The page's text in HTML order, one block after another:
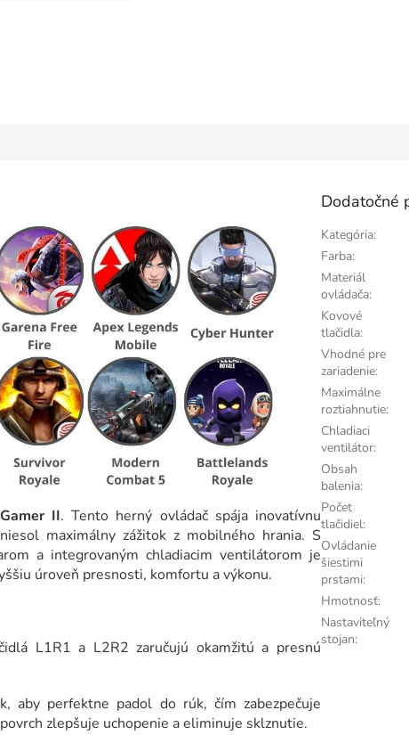
II. Tento herný ovládač spája inovatívnu
maximálny zážitok z mobilného hrania. S
a integrovaným chladiacim ventilátorom je
úroveň presnosti, komfortu a výkonu.
L1R1 a L2R2 zaručujú okamžitú a presnú
aby perfektne padol do rúk, čím zabezpečuje
zlepšuje uchopenie a eliminuje sklznutie.
Dodatočné
Kategória:
Farba:
Materiál
ovládača:
Kovové
tlačidla:
Vhodné pre
zariadenie:
Maximálne
roztiahnutie:
Chladiaci
ventilátor:
Obsah
balenia:
Počet
tlačidiel:
Ovládanie
šiestimi
prstami:
Hmotnosť:
Nastaviteľný
stojan: